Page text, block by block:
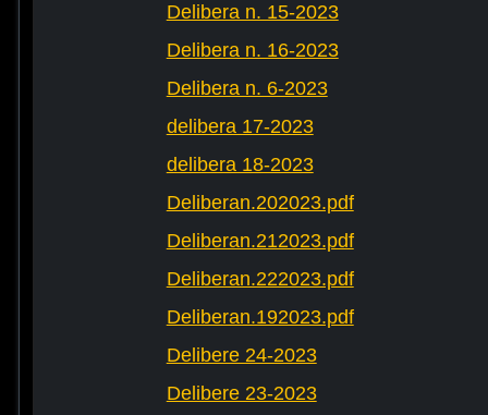
Delibera n. 15-2023
Delibera n. 16-2023
Delibera n. 6-2023
delibera 17-2023
delibera 18-2023
Deliberan.202023.pdf
Deliberan.212023.pdf
Deliberan.222023.pdf
Deliberan.192023.pdf
Delibere 24-2023
Delibere 23-2023